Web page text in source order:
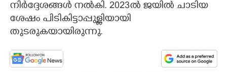
നിർദ്ദേശങ്ങൾ നൽകി. 2023ൽ ജയിൽ ചാടിയ
ശേഷം പിടികിട്ടാപ്പുള്ളിയായി
തുടരുകയായിരുന്നു.